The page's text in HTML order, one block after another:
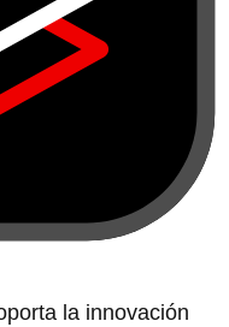
la innovación